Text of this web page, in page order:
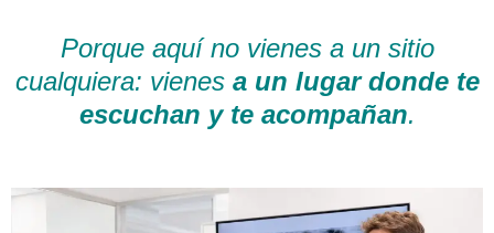
Porque aquí no vienes a un sitio
cualquiera: vienes a un lugar donde te
escuchan y te acompañan.